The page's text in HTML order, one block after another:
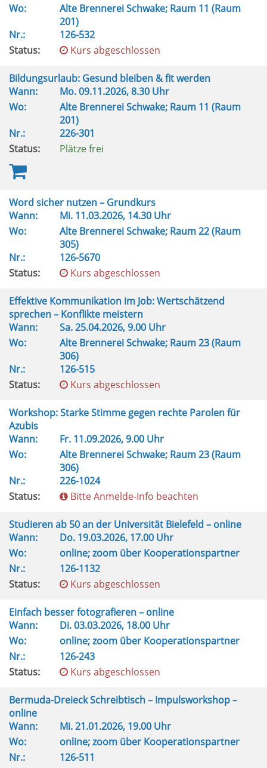
Wo:
Alte Brennerei Schwake; Raum 11 (Raum
201)
Nr.:
126-532
Status:
Kurs abgeschlossen
Bildungsurlaub: Gesund bleiben & fit werden
Wann:
Mo.09.11.2026, 8.30 Uhr
Wo:
Alte Brennerei Schwake; Raum 11 (Raum
201)
Nr.:
226-301
Status:
Plätze frei
Word sicher nutzen – Grundkurs
Wann:
Mi. 11.03.2026, 14.30 Uhr
Wo:
Alte Brennerei Schwake; Raum 22 (Raum
305)
Nr.:
126-5670
Status:
Kurs abgeschlossen
Effektive Kommunikation im Job: Wertschätzend
sprechen – Konflikte meistern
Wann:
Sa.25.04.2026, 9.00 Uhr
Wo:
Alte Brennerei Schwake; Raum 23 (Raum
306)
Nr.:
126-515
Status:
Kurs abgeschlossen
Workshop: Starke Stimme gegen rechte Parolen für
Azubis
Wann:
Fr. 11.09.2026, 9.00 Uhr
Wo:
Alte Brennerei Schwake; Raum 23 (Raum
306)
Nr.:
226-1024
Status:
Bitte Anmelde-Info beachten
Studieren ab 50 an der Universität Bielefeld – online
Wann:
Do. 19.03.2026, 17.00 Uhr
Wo:
online; zoom über Kooperationspartner
Nr.:
126-1132
Status:
Kurs abgeschlossen
Einfach besser fotografieren – online
Wann:
Di.03.03.2026, 18.00 Uhr
Wo:
online; zoom über Kooperationspartner
Nr.:
126-243
Status:
Kurs abgeschlossen
Bermuda-Dreieck Schreibtisch – Impulsworkshop –
online
Wann:
Mi.21.01.2026, 19.00 Uhr
Wo:
online; zoom über Kooperationspartner
Nr.:
126-511